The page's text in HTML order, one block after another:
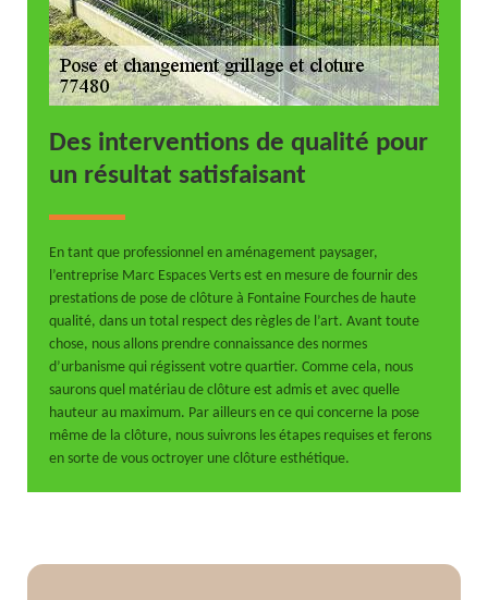
Des interventions de qualité pour
un résultat satisfaisant
En tant que professionnel en aménagement paysager,
l’entreprise Marc Espaces Verts est en mesure de fournir des
prestations de pose de clôture à Fontaine Fourches de haute
qualité, dans un total respect des règles de l’art. Avant toute
chose, nous allons prendre connaissance des normes
d’urbanisme qui régissent votre quartier. Comme cela, nous
saurons quel matériau de clôture est admis et avec quelle
hauteur au maximum. Par ailleurs en ce qui concerne la pose
même de la clôture, nous suivrons les étapes requises et ferons
en sorte de vous octroyer une clôture esthétique.